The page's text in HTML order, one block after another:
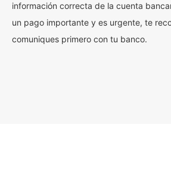
información correcta de la cuenta
un pago importante y es urgente, te
comuniques primero con tu banco.